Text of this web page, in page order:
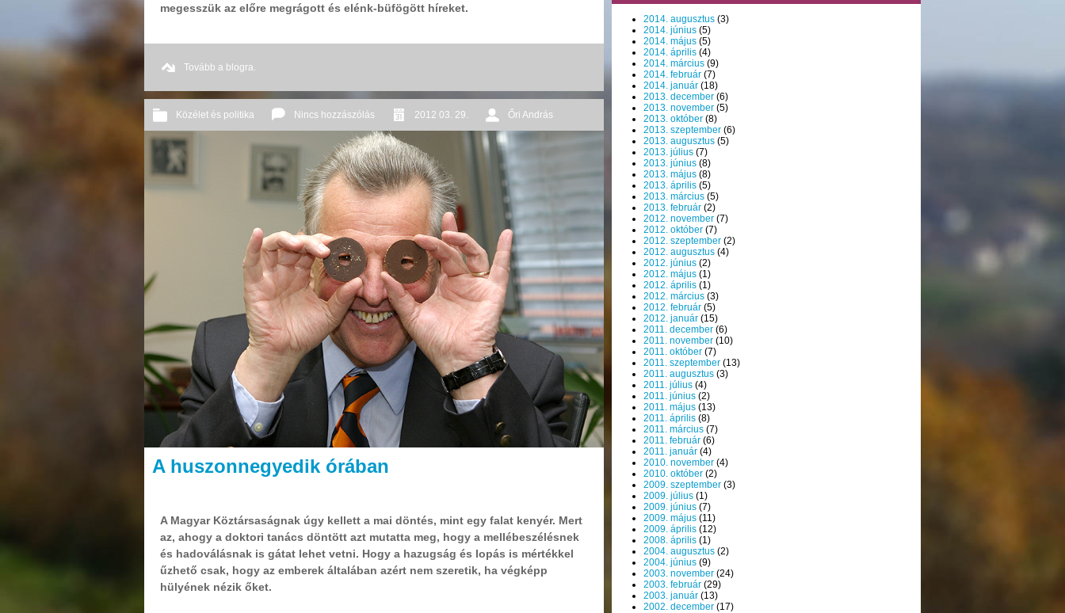
megesszük az előre megrágott és elénk-büfögött híreket.
Tovább a blogra.
Közélet és politika Nincs hozzászólás 2012 03. 29. Őri András
A huszonnegyedik órában
A Magyar Köztársaságnak úgy kellett a mai döntés, mint egy falat kenyér. Mert
az, ahogy a doktori tanács döntött azt mutatta meg, hogy a mellébeszélésnek
és hadoválásnak is gátat lehet vetni. Hogy a hazugság és lopás is mértékkel
űzhető csak, hogy az emberek általában azért nem szeretik, ha végképp
hülyének nézik őket.
2014. augusztus (3)
2014. június (5)
2014. május (5)
2014. április (4)
2014. március (9)
2014. február (7)
2014. január (18)
2013. december (6)
2013. november (5)
2013. október (8)
2013. szeptember (6)
2013. augusztus (5)
2013. július (7)
2013. június (8)
2013. május (8)
2013. április (5)
2013. március (5)
2013. február (2)
2012. november (7)
2012. október (7)
2012. szeptember (2)
2012. augusztus (4)
2012. június (2)
2012. május (1)
2012. április (1)
2012. március (3)
2012. február (5)
2012. január (15)
2011. december (6)
2011. november (10)
2011. október (7)
2011. szeptember (13)
2011. augusztus (3)
2011. július (4)
2011. június (2)
2011. május (13)
2011. április (8)
2011. március (7)
2011. február (6)
2011. január (4)
2010. november (4)
2010. október (2)
2009. szeptember (3)
2009. július (1)
2009. június (7)
2009. május (11)
2009. április (12)
2008. április (1)
2004. augusztus (2)
2004. június (9)
2003. november (24)
2003. február (29)
2003. január (13)
2002. december (17)